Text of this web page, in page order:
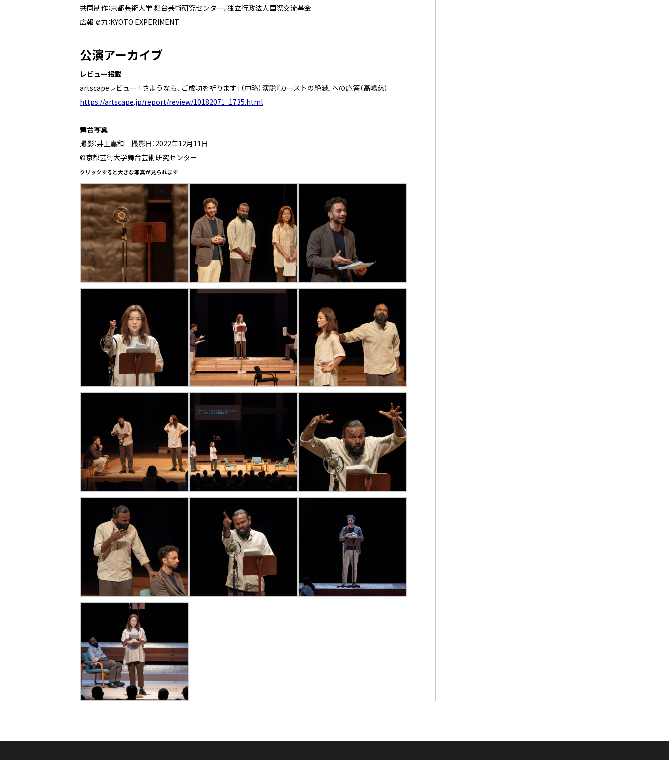
共同制作：京都芸術大学 舞台芸術研究センター、独立行政法人国際交流基金
広報協力：KYOTO EXPERIMENT
公演アーカイブ
レビュー掲載
artscapeレビュー 「さようなら、ご成功を祈ります」（中略）演説『カーストの絶滅』への応答（高嶋慈）
https://artscape.jp/report/review/10182071_1735.html
舞台写真
撮影：井上嘉和 撮影日：2022年12月11日
©京都芸術大学舞台芸術研究センター
クリックすると大きな写真が見られます